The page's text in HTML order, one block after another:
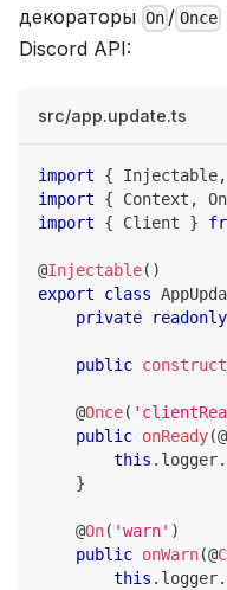
декораторы On / Once
Discord API:
src/app.update.ts
import { Injectable,
import
{ Context , On
import
{ Client }
@Injectable( )
export
class
private
readonly
public
@Once(
public onReady(@
this . logger.
}
@On( 'warn' )
public onWarn(@
this . logger.